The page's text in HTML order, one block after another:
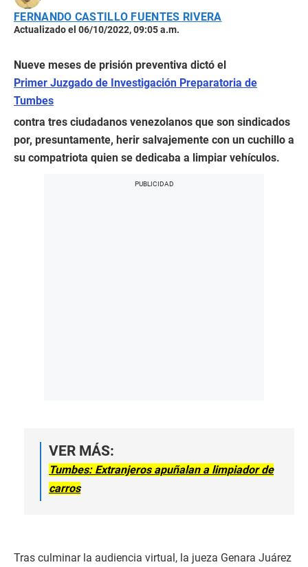
FERNANDO CASTILLO FUENTES RIVERA
Actualizado el 06/10/2022, 09:05 a.m.
Nueve meses de prisión preventiva dictó el
Primer Juzgado de Investigación Preparatoria de
Tumbes
contra tres ciudadanos venezolanos que son sindicados
por, presuntamente, herir salvajemente con un cuchillo a
su compatriota quien se dedicaba a limpiar vehículos.
VER MÁS:
Tumbes: Extranjeros apuñalan a limpiador de
carros
Tras culminar la audiencia virtual, la jueza Genara Juárez